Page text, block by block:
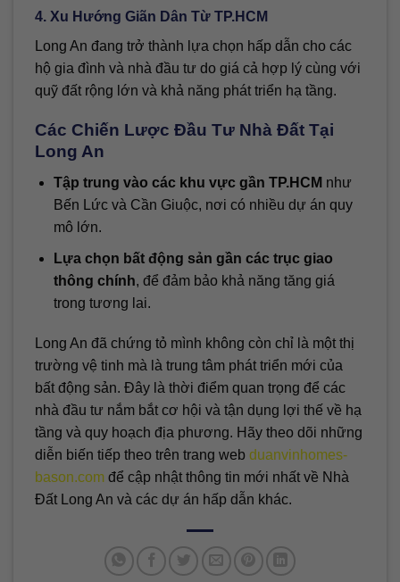
4. Xu Hướng Giãn Dân Từ TP.HCM
Long An đang trở thành lựa chọn hấp dẫn cho các
hộ gia đình và nhà đầu tư do giá cả hợp lý cùng với
quỹ đất rộng lớn và khả năng phát triển hạ tầng.
Các Chiến Lược Đầu Tư Nhà Đất Tại
Long An
Tập trung vào các khu vực gần TP.HCM như
Bến Lức và Cần Giuộc, nơi có nhiều dự án quy
mô lớn.
Lựa chọn bất động sản gần các trục giao
thông chính, để đảm bảo khả năng tăng giá
trong tương lai.
Long An đã chứng tỏ mình không còn chỉ là một thị
trường vệ tinh mà là trung tâm phát triển mới của
bất động sản. Đây là thời điểm quan trọng để các
nhà đầu tư nắm bắt cơ hội và tận dụng lợi thế về hạ
tầng và quy hoạch địa phương. Hãy theo dõi những
diễn biến tiếp theo trên trang web duanvinhomes-
bason.com để cập nhật thông tin mới nhất về Nhà
Đất Long An và các dự án hấp dẫn khác.